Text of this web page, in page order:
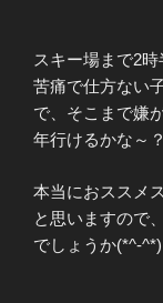
スキー場まで2
苦痛で仕方ない
で、そこまで嫌
年行けるかな～
本当におススメ
と思いますので
でしょうか(*^-^*)